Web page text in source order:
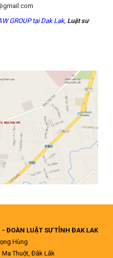
GROUP tại Dak Lak, Luật sư
ĐOÀN LUẬT SƯ TỈNH ĐAK LAK
Hùng
Ma Thuột, Đắk Lắk